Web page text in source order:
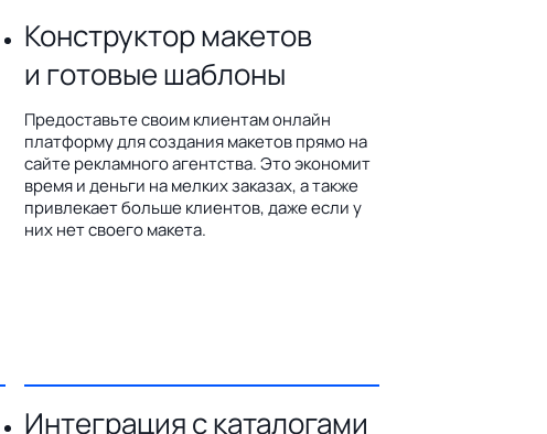
Конструктор макетов
и готовые шаблоны
Предоставьте своим клиентам онлайн
платформу для создания макетов прямо на
сайте рекламного агентства. Это экономит
время и деньги на мелких заказах, а также
привлекает больше клиентов, даже если у
них нет своего макета.
Интеграция с каталогами